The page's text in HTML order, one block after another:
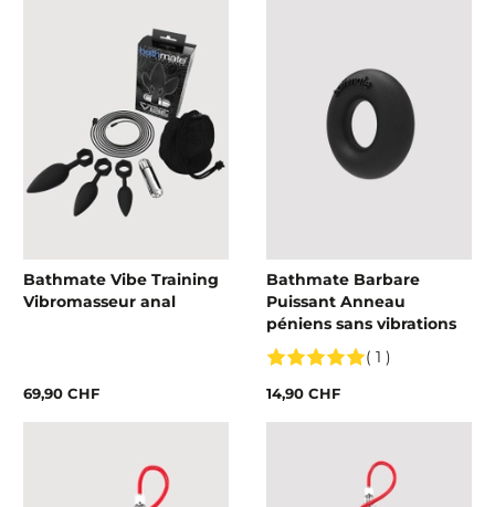
Bathmate Vibe Training
Vibromasseur anal
69,90 CHF
Bathmate Barbare
Puissant Anneau
péniens sans vibrations
( 1 )
14,90 CHF